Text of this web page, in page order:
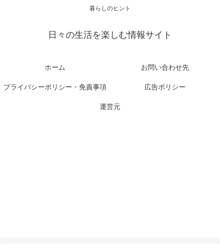
暮らしのヒント
日々の生活を楽しむ情報サイト
ホーム お問い合わせ先
プライバシーポリシー・免責事項 広告ポリシー
運営元